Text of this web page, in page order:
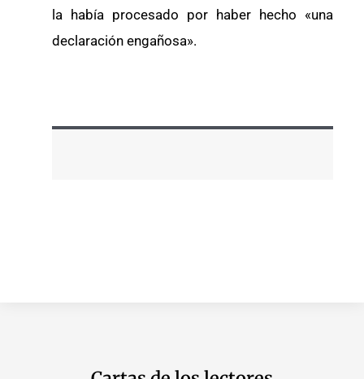
la había procesado por haber hecho «una
declaración engañosa».